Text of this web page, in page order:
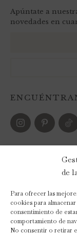
de
Para ofrecer las
cookies para
consentimiento de
comportamiento de
No consentir o retirar
Apúntate a
novedades en